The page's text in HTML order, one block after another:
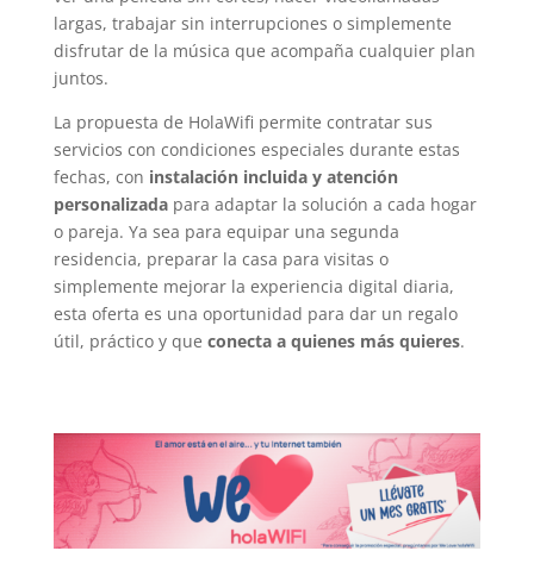
largas, trabajar sin interrupciones o simplemente
disfrutar de la música que acompaña cualquier plan
juntos.
La propuesta de HolaWifi permite contratar sus
servicios con condiciones especiales durante estas
fechas, con instalación incluida y atención
personalizadapara adaptar la solución a cada hogar
o pareja. Ya sea para equipar una segunda
residencia, preparar la casa para visitas o
simplemente mejorar la experiencia digital diaria,
esta oferta es una oportunidad para dar un regalo
útil, práctico y que conecta a quienes más quieres.